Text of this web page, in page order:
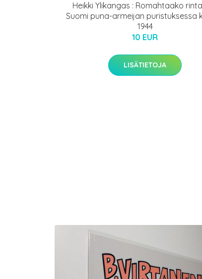
Heikki Ylikangas : Romahtaako
Suomi puna-armeijan puristuksessa
1944
10 EUR
LISÄTIETOJA